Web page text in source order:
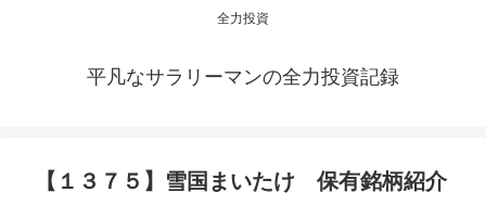
全力投資
平凡なサラリーマンの全力投資記録
【１３７５】雪国まいたけ 保有銘柄紹介